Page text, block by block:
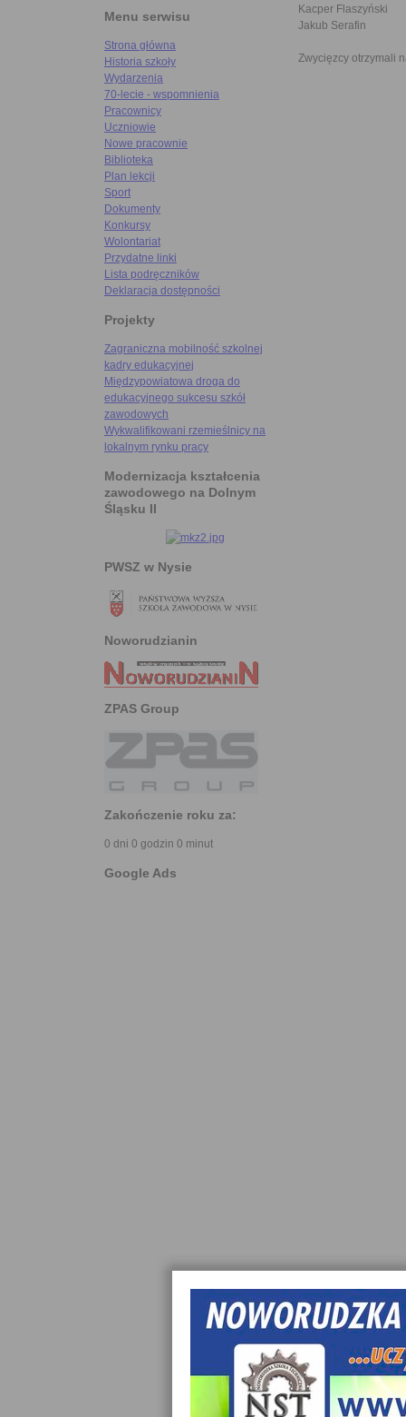
Menu serwisu
Strona główna
Historia szkoły
Wydarzenia
70-lecie - wspomnienia
Pracownicy
Uczniowie
Nowe pracownie
Biblioteka
Plan lekcji
Sport
Dokumenty
Konkursy
Wolontariat
Przydatne linki
Lista podręczników
Deklaracja dostępności
Projekty
Zagraniczna mobilność szkolnej
kadry edukacyjnej
Międzypowiatowa droga do
edukacyjnego sukcesu szkół
zawodowych
Wykwalifikowani rzemieślnicy na
lokalnym rynku pracy
Modernizacja kształcenia
zawodowego na Dolnym
Śląsku II
PWSZ w Nysie
Noworudzianin
ZPAS Group
Zakończenie roku za:
0 dni 0 godzin 0 minut
Google Ads
Kacper Flaszyński
Jakub Serafin
Zwycięzcy otrzymali